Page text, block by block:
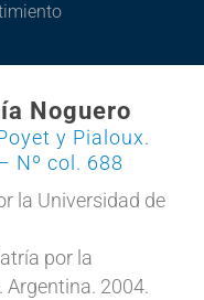
Noguero
y Pialoux.
Nº col. 688
la Universidad de
por la
Argentina. 2004.